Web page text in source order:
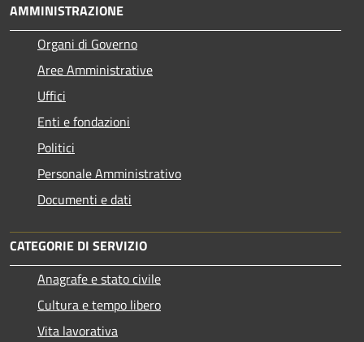
AMMINISTRAZIONE
Organi di Governo
Aree Amministrative
Uffici
Enti e fondazioni
Politici
Personale Amministrativo
Documenti e dati
CATEGORIE DI SERVIZIO
Anagrafe e stato civile
Cultura e tempo libero
Vita lavorativa